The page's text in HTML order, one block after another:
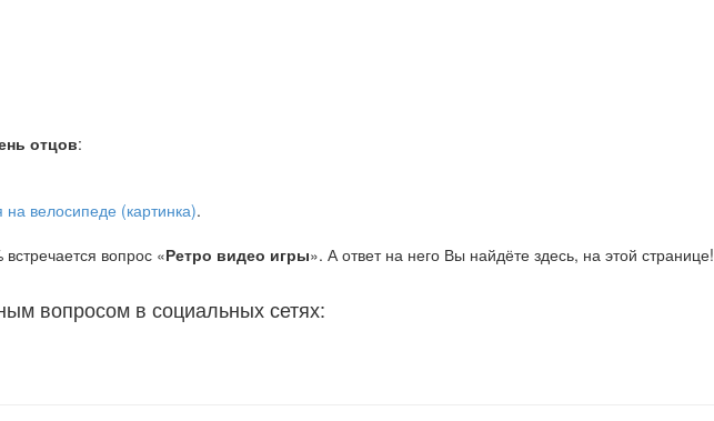
отцов:
на велосипеде (картинка).
вопрос «Ретро видео игры». А ответ на него Вы найдёте здесь, на этой странице!
вопросом в социальных сетях: